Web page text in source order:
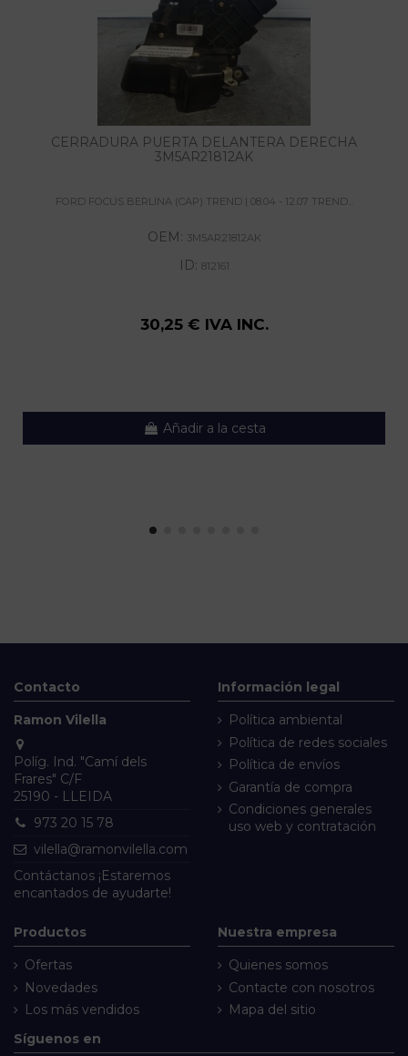
CERRADURA PUERTA DELANTERA DERECHA
3M5AR21812AK
FORD FOCUS BERLINA (CAP) TREND | 08.04 - 12.07 TREND...
OEM: 3M5AR21812AK
ID: 812161
30,25 € IVA INC.
Añadir a la cesta
Contacto
Ramon Vilella
Políg. Ind. "Camí dels
Frares" C/F
25190 - LLEIDA
973 20 15 78
vilella@ramonvilella.com
Contáctanos ¡Estaremos
encantados de ayudarte!
Información legal
Política ambiental
Política de redes sociales
Política de envíos
Garantía de compra
Condiciones generales
uso web y contratación
Productos
Ofertas
Novedades
Los más vendidos
Nuestra empresa
Quienes somos
Contacte con nosotros
Mapa del sitio
Síguenos en